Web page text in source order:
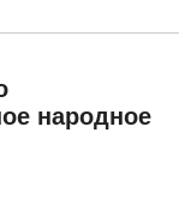
народное